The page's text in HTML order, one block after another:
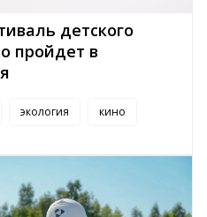
детского
пройдет в
экология кино